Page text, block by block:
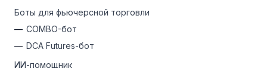
Боты для фьючерсной торговли
COMBO-бот
DCA Futures-бот
ИИ-помощник